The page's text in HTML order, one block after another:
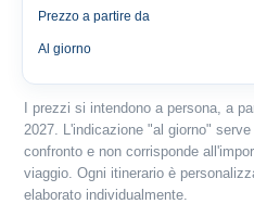
Prezzo a partire da
Al giorno
I prezzi si intendono a persona, a
2027. L'indicazione "al giorno"
confronto e non corrisponde
viaggio. Ogni itinerario è
elaborato individualmente.